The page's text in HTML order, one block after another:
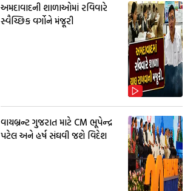
અમદાવાદની શાળાઓમાં રવિવારે
સ્વૈચ્છિક વર્ગોને મંજૂરી
વાયબ્રન્ટ ગુજરાત માટે CM ભૂપેન્દ્ર
પટેલ અને હર્ષ સંઘવી જશે વિદેશ